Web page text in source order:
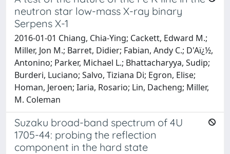
neutron star low-mass X-ray binary
Serpens X-1
2016-01-01 Chiang, Chia-Ying; Cackett, Edward M.;
Miller, Jon M.; Barret, Didier; Fabian, Andy C.; D'Aï¿½,
Antonino; Parker, Michael L.; Bhattacharyya, Sudip;
Burderi, Luciano; Salvo, Tiziana Di; Egron, Elise;
Homan, Jeroen; Iaria, Rosario; Lin, Dacheng; Miller,
M. Coleman
Suzaku broad-band spectrum of 4U
1705-44: probing the reflection
component in the hard state